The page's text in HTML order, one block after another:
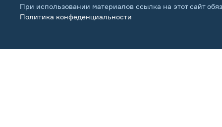
При использовании материалов ссылка на этот сайт
Политика конфеденциальности